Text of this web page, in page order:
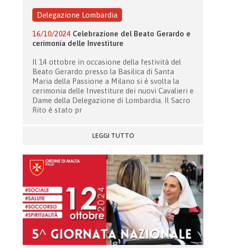
Delegazione Lombardia
16/10/2024 Celebrazione del Beato Gerardo e
cerimonia delle Investiture
Il 14 ottobre in occasione della festività del
Beato Gerardo presso la Basilica di Santa
Maria della Passione a Milano si è svolta la
cerimonia delle Investiture dei nuovi Cavalieri e
Dame della Delegazione di Lombardia. Il Sacro
Rito è stato pr
LEGGI TUTTO